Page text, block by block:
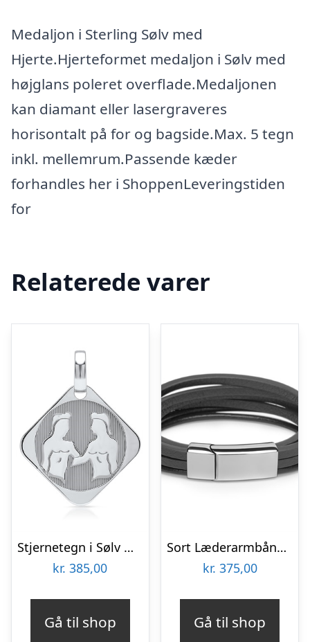
Medaljon i Sterling Sølv med
Hjerte.Hjerteformet medaljon i Sølv med
højglans poleret overflade.Medaljonen
kan diamant eller lasergraveres
horisontalt på for og bagside.Max. 5 tegn
inkl. mellemrum.Passende kæder
forhandles her i ShoppenLeveringstiden
for
Relaterede varer
Stjernetegn i Sølv med Tvillingen – Mulighed for gravering
kr. 385,00
Gå til shop
Sort Læderarmbånd med Stållås 21 cm – Mulighed for gravering
kr. 375,00
Gå til shop